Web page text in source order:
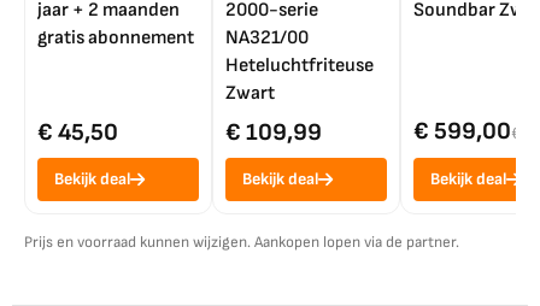
jaar + 2 maanden
gratis abonnement
€ 45,50
Bekijk deal
2000-serie
NA321/00
Heteluchtfriteuse
Zwart
€ 109,99
Bekijk deal
Soundbar
€ 599,00€
Bekijk deal
Prijs en voorraad kunnen wijzigen. Aankopen lopen via de partner.